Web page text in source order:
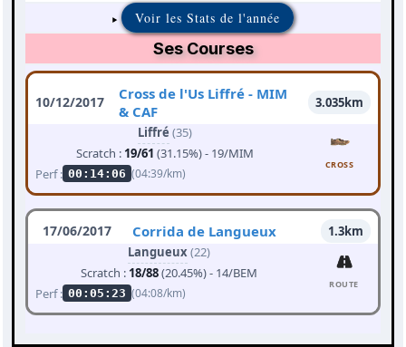
Voir les Stats de l'année
Ses Courses
10/12/2017
Cross de l'Us Liffré - MIM
& CAF
3.035km
Liffré (35)
Scratch : 19/61 (31.15%) - 19/MIM
Perf : 00:14:06 (04:39/km)
CROSS
17/06/2017 Corrida de Langueux
1.3km
Langueux(22)
Scratch : 18/88(20.45%) - 14/BEM
Perf : 00:05:23 (04:08/km)
ROUTE